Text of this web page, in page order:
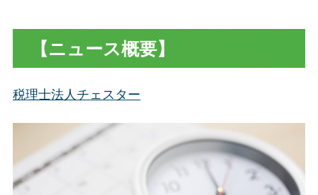
【ニュース概要】
税理士法人チェスター